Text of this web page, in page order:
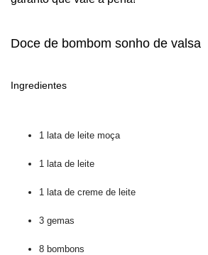
Doce de bombom sonho de valsa
Ingredientes
1 lata de leite moça
1 lata de leite
1 lata de creme de leite
3 gemas
8 bombons